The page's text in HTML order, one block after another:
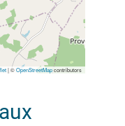
|©OpenStreetMapcontributors